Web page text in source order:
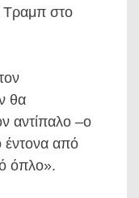
στο
θα
αντίπαλο –ο
έντονα από
όπλο».